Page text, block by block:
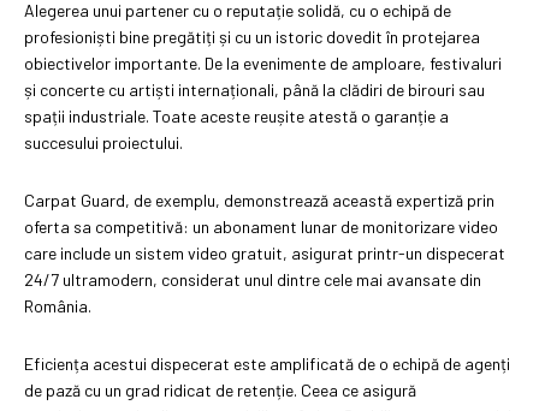
Alegerea unui partener cu o reputație solidă, cu o echipă de
profesioniști bine pregătiți și cu un istoric dovedit în protejarea
obiectivelor importante. De la evenimente de amploare, festivaluri
și concerte cu artiști internaționali, până la clădiri de birouri sau
spații industriale. Toate aceste reușite atestă o garanție a
succesului proiectului.
Carpat Guard, de exemplu, demonstrează această expertiză prin
oferta sa competitivă: un abonament lunar de monitorizare video
care include un sistem video gratuit, asigurat printr-un dispecerat
24/7 ultramodern, considerat unul dintre cele mai avansate din
România.
Eficiența acestui dispecerat este amplificată de o echipă de agenți
de pază cu un grad ridicat de retenție. Ceea ce asigură